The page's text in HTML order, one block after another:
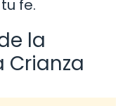
fe.
la
Crianza